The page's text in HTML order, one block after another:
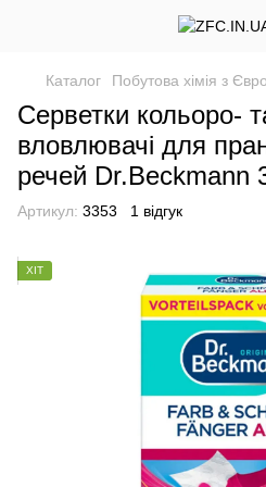
Каталог Побутова хімія з
Серветки кольоро-
вловлювачі для
речей Dr.Beckmann
Артикул: 3353 1 відгук
ХІТ